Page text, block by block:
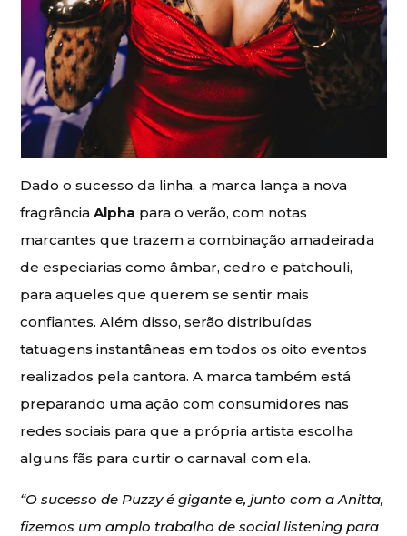
Dado o sucesso da linha, a marca lança a nova
fragrânciaAlpha para o verão, com notas
marcantes que trazem a combinação amadeirada
de especiarias como âmbar, cedro e patchouli,
para aqueles que querem se sentir mais
confiantes. Além disso, serão distribuídas
tatuagens instantâneas em todos os oito eventos
realizados pela cantora. A marca também está
preparando uma ação com consumidores nas
redes sociais para que a própria artista escolha
alguns fãs para curtir o carnaval com ela.
“O sucesso de Puzzy é gigante e, junto com a Anitta,
fizemos um amplo trabalho de social listening para